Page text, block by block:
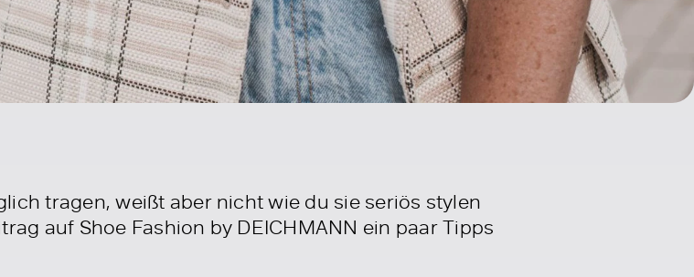
tragen, weißt aber nicht wie du sie seriös stylen
auf Shoe Fashion by DEICHMANN ein paar Tipps